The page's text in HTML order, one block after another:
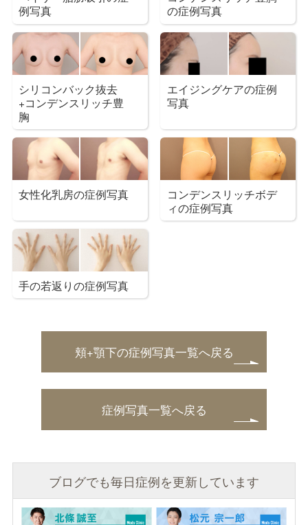
例写真
の症例写真
シリコンバック抜去
+コンデンスリッチ豊
胸
エイジングケアの症例
写真
女性化乳房の症例写真
コンデンスリッチボデ
ィの症例写真
手の若返りの症例写真
頬+顎下の症例写真一覧へ戻る
症例写真一覧へ戻る
ブログでも毎日症例を更新しています